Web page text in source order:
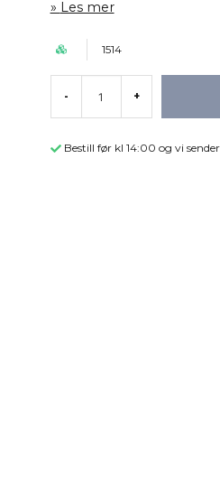
Les mer
1514
- +
Bestill før kl 14:00 og vi